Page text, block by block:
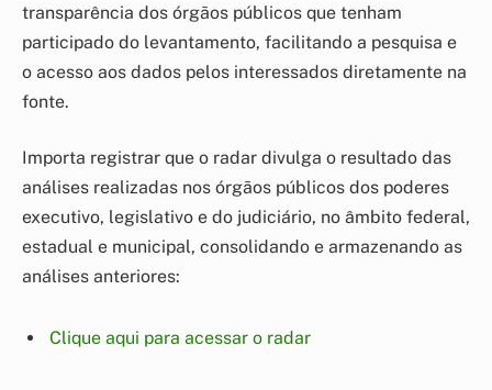
transparência dos órgãos públicos que tenham
participado do levantamento, facilitando a pesquisa e
o acesso aos dados pelos interessados diretamente na
fonte.
Importa registrar que o radar divulga o resultado das
análises realizadas nos órgãos públicos dos poderes
executivo, legislativo e do judiciário, no âmbito federal,
estadual e municipal, consolidando e armazenando as
análises anteriores:
Clique aqui para acessar o radar